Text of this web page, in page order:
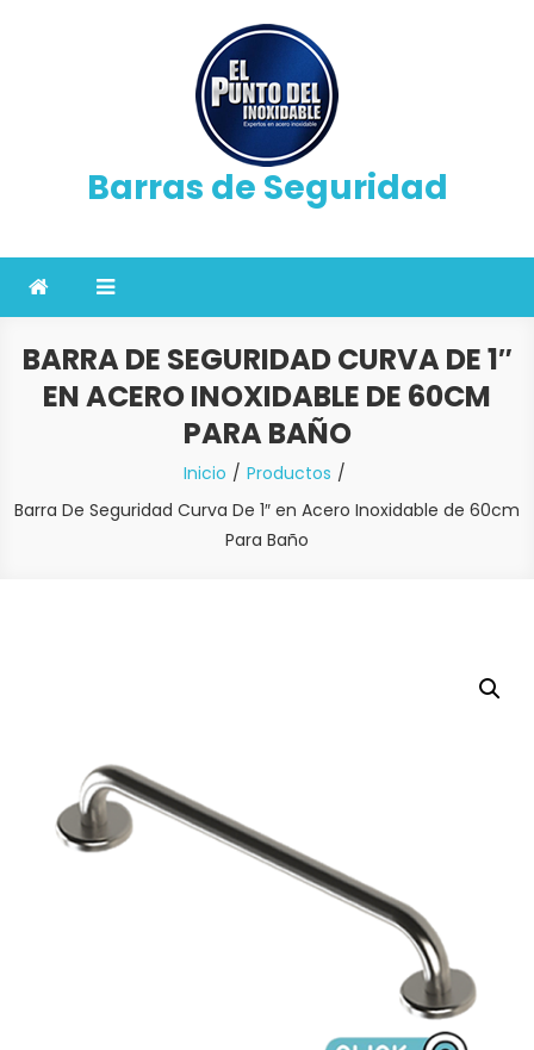
Barras de Seguridad
BARRA DE SEGURIDAD CURVA DE 1″
EN ACERO INOXIDABLE DE 60CM
PARA BAÑO
Inicio
Productos
Barra De Seguridad Curva De 1″ en Acero Inoxidable de 60cm
Para Baño